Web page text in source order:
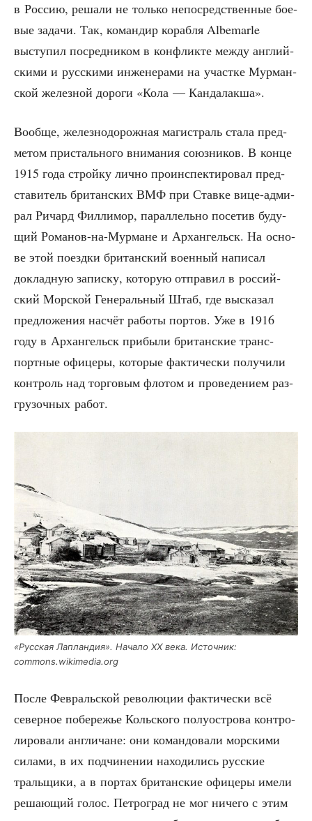
в Рос­сию, реша­ли не толь­ко непо­сред­ствен­ные бое­
вые зада­чи. Так, коман­дир кораб­ля Albemarle
высту­пил посред­ни­ком в кон­флик­те меж­ду англий­
ски­ми и рус­ски­ми инже­не­ра­ми на участ­ке Мур­ман­
ской желез­ной доро­ги «Кола — Кандалакша».
Вооб­ще, желез­но­до­рож­ная маги­страль ста­ла пред­
ме­том при­сталь­но­го вни­ма­ния союз­ни­ков. В кон­це
1915 года строй­ку лич­но про­ин­спек­ти­ро­вал пред­
ста­ви­тель бри­тан­ских ВМФ при Став­ке вице-адми­
рал Ричард Фил­ли­мор, парал­лель­но посе­тив буду­
щий Рома­нов-на-Мур­мане и Архан­гельск. На осно­
ве этой поезд­ки бри­тан­ский воен­ный напи­сал
доклад­ную запис­ку, кото­рую отпра­вил в рос­сий­
ский Мор­ской Гене­раль­ный Штаб, где выска­зал
пред­ло­же­ния насчёт рабо­ты пор­тов. Уже в 1916
году в Архан­гельск при­бы­ли бри­тан­ские транс­
порт­ные офи­це­ры, кото­рые фак­ти­че­ски полу­чи­ли
кон­троль над тор­го­вым фло­том и про­ве­де­ни­ем раз­
гру­зоч­ных работ.
«Рус­ская Лаплан­дия». Нача­ло XX века. Источ­ник:
commons.wikimedia.org
После Фев­раль­ской рево­лю­ции фак­ти­че­ски всё
север­ное побе­ре­жье Коль­ско­го полу­ост­ро­ва кон­тро­
ли­ро­ва­ли англи­чане: они коман­до­ва­ли мор­ски­ми
сила­ми, в их под­чи­не­нии нахо­ди­лись рус­ские
траль­щи­ки, а в пор­тах бри­тан­ские офи­це­ры име­ли
реша­ю­щий голос. Пет­ро­град не мог ниче­го с этим